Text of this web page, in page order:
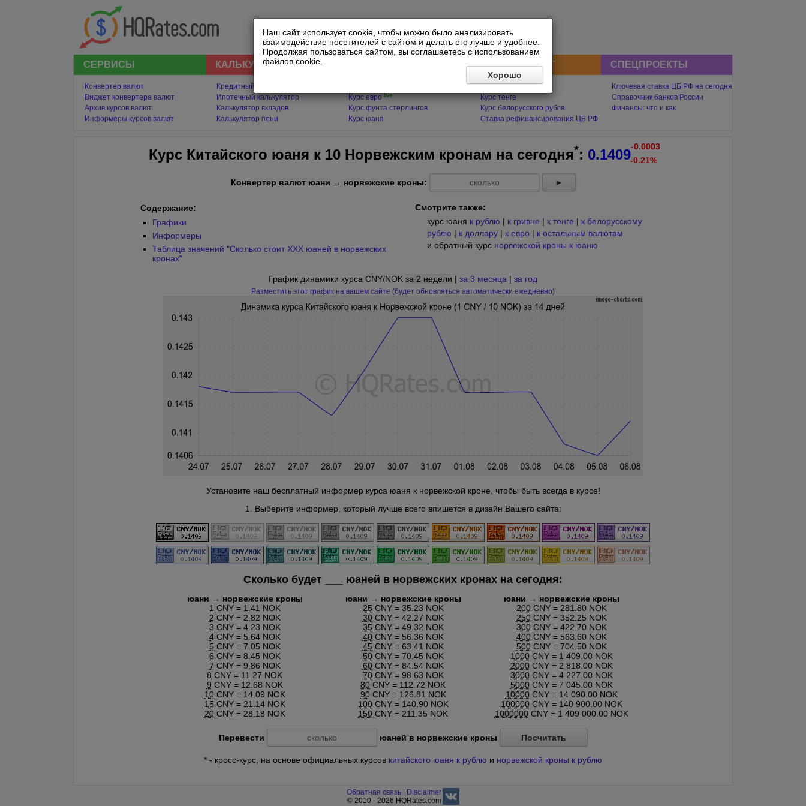
Наш сайт использует cookie, чтобы можно было анализировать
взаимодействие посетителей с сайтом и делать его лучше и удобнее.
Продолжая пользоваться сайтом, вы соглашаетесь с использованием
файлов cookie.
Хорошо
СЕРВИСЫ
Конвертер валют
Виджет конвертера валют
Архив курсов валют
Информеры курсов валют
КАЛЬКУЛЯТОРЫ
Кредитный калькулятор
Ипотечный калькулятор
Калькулятор вкладов
Калькулятор пени
Курс евро live
Курс фунта стерлингов
Курс юаня
ФИНАНСЫ СНГ
Курс гривны
Курс тенге
Курс белорусского рубля
Ставка рефинансирования ЦБ РФ
СПЕЦПРОЕКТЫ
Ключевая ставка ЦБ РФ на сегодня
Справочник банков России
Финансы: что и как
Курс Китайского юаня к 10 Норвежским кронам на сегодня*: 0.1409-0.0003
-0.21%
Конвертер валют юани → норвежские кроны: ►
Содержание:
Графики
Информеры
Таблица значений "Сколько стоит XXX юаней в норвежских
кронах"
Смотрите также:
курс юаня к рублю | к гривне | к тенге | к белорусскому
рублю | к доллару | к евро | к остальным валютам
и обратный курс норвежской кроны к юаню
График динамики курса CNY/NOK за 2 недели | за 3 месяца | за год
Разместить этот график на вашем сайте (будет обновляться автоматически ежедневно)
Установите наш бесплатный информер курса юаня к норвежской кроне, чтобы быть всегда в курсе!
1. Выберите информер, который лучше всего впишется в дизайн Вашего сайта:
Сколько будет юаней в норвежских кронах на сегодня:
юани → норвежские кроны
1 CNY = 1.41 NOK
2 CNY = 2.82 NOK
3 CNY = 4.23 NOK
4CNY = 5.64 NOK
5 CNY = 7.05 NOK
6 CNY = 8.45 NOK
7 CNY = 9.86 NOK
8 CNY = 11.27 NOK
9 CNY = 12.68 NOK
10CNY = 14.09 NOK
15 CNY = 21.14 NOK
20CNY = 28.18 NOK
юани → норвежские кроны
25 CNY = 35.23 NOK
30CNY = 42.27 NOK
35 CNY = 49.32 NOK
40CNY = 56.36 NOK
45 CNY = 63.41 NOK
50CNY = 70.45 NOK
60CNY = 84.54 NOK
70CNY = 98.63 NOK
80 CNY = 112.72 NOK
90CNY = 126.81 NOK
100CNY = 140.90 NOK
150 CNY = 211.35 NOK
юани → норвежские кроны
200CNY = 281.80 NOK
250CNY = 352.25 NOK
300CNY = 422.70 NOK
400CNY = 563.60 NOK
500CNY = 704.50 NOK
1000CNY = 1 409.00 NOK
2000CNY = 2 818.00 NOK
3000CNY = 4 227.00 NOK
5000CNY = 7 045.00 NOK
10000CNY = 14 090.00 NOK
100000CNY = 140 900.00 NOK
1000000CNY = 1 409 000.00 NOK
Перевести юаней в норвежские кроны Посчитать
* - кросс-курс, на основе официальных курсов китайского юаня к рублю и норвежской кроны к рублю
Обратная связь
Disclaimer
© 2010 - 2026 HQRates.com